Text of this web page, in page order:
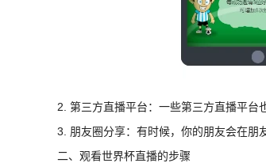
2. 第三方直播平台：一些第三方直播平台
3. 朋友圈分享：有时候，你的朋友会在朋
二、观看世界杯直播的步骤